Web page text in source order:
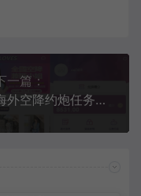
一篇：
海外空降约炮任务系统/多语言空降同城任务/前端VUE